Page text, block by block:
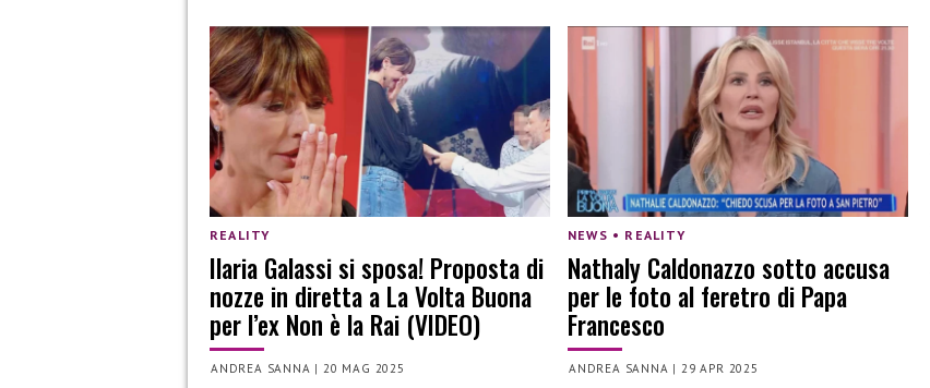
REALITY
Ilaria Galassi si sposa! Proposta di
nozze in diretta a La Volta Buona
per l’ex Non è la Rai (VIDEO)
ANDREA SANNA |20 MAG 2025
NEWS • REALITY
Nathaly Caldonazzo sotto accusa
per le foto al feretro di Papa
Francesco
ANDREA SANNA |29 APR 2025